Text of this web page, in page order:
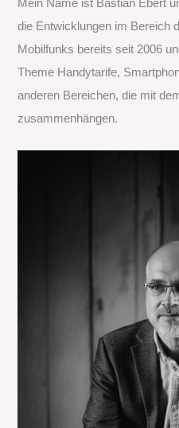
n
n
a
h
:
Mein Name ist Bastian Ebert
die Entwicklungen im Bereich
Mobilfunks bereits seit 2006
Theme Handytarife,
anderen Bereichen, die mit
zusammenhängen.